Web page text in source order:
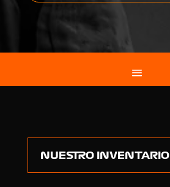
NUESTRO INVENTARIO